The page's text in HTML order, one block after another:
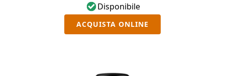
Disponibile
ACQUISTA ONLINE